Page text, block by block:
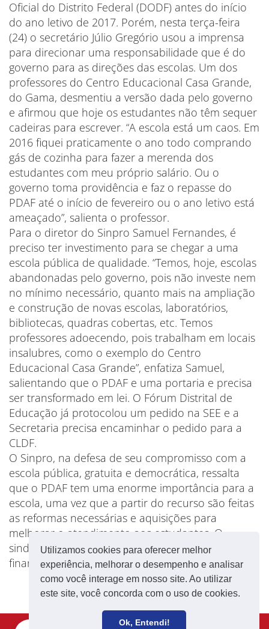
Utilizamos cookies para oferecer melhor
experiência, melhorar o desempenho e analisar
como você interage em nosso site. Ao utilizar
este site, você concorda com o uso de cookies.
Ok, Entendi!
Oficial do Distrito Federal (DODF) antes do início
do ano letivo de 2017. Porém, nesta terça-feira
(24) o secretário Júlio Gregório usou a imprensa
para direcionar uma responsabilidade que é do
governo para as direções das escolas. Um dos
professores do Centro Educacional Casa Grande,
do Gama, desmentiu a versão dada pelo governo
e afirmou que hoje os estudantes não têm sequer
cadeiras para escrever. “A escola está um caos. Em
2016 fiquei praticamente o ano todo comprando
gás de cozinha para fazer a merenda dos
estudantes com meu próprio salário. Ou o
governo toma providência e faz o repasse do
PDAF até o início de fevereiro ou o ano letivo está
ameaçado”, salienta o professor.
Para o diretor do Sinpro Samuel Fernandes, é
preciso ter investimento para se chegar a uma
escola pública de qualidade. “Temos, hoje, escolas
abandonadas pelo governo, pois não investe nem
no mínimo necessário, quanto mais na ampliação
e construção de novas escolas, laboratórios,
bibliotecas, quadras cobertas, etc. Temos
professores adoecendo, pois trabalham em locais
insalubres, como o exemplo do Centro
Educacional Casa Grande”, enfatiza Samuel,
salientando que o PDAF e uma portaria e precisa
ser transformado em lei. O Fórum Distrital de
Educação já protocolou um pedido na SEE e a
Secretaria precisa encaminhar o pedido para a
CLDF.
O Sinpro, na defesa de seu compromisso com a
escola pública, gratuita e democrática, ressalta
que o PDAF tem uma enorme importância para a
escola, uma vez que a partir do recurso são feitas
as reformas necessárias e aquisições para
melhorar o atendimento aos estudantes. O
sindicato ainda enfatiza que sem recursos
financeiros não existe escola pública de qualidade.